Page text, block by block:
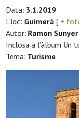
Data: 3.1.2019
Lloc: Guimerà [ +
Autor: Ramon Sunyer
Inclosa a l'àlbum Un
Tema: Turisme